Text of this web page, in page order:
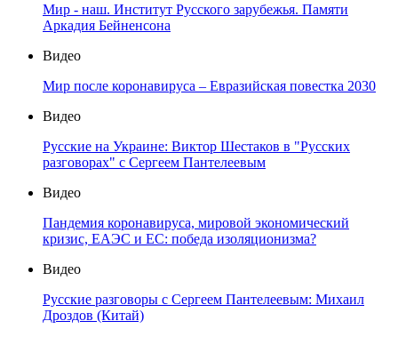
Мир - наш. Институт Русского зарубежья. Памяти
Аркадия Бейненсона
Видео
Мир после коронавируса – Евразийская повестка 2030
Видео
Русские на Украине: Виктор Шестаков в "Русских
разговорах" с Сергеем Пантелеевым
Видео
Пандемия коронавируса, мировой экономический
кризис, ЕАЭС и ЕС: победа изоляционизма?
Видео
Русские разговоры с Сергеем Пантелеевым: Михаил
Дроздов (Китай)